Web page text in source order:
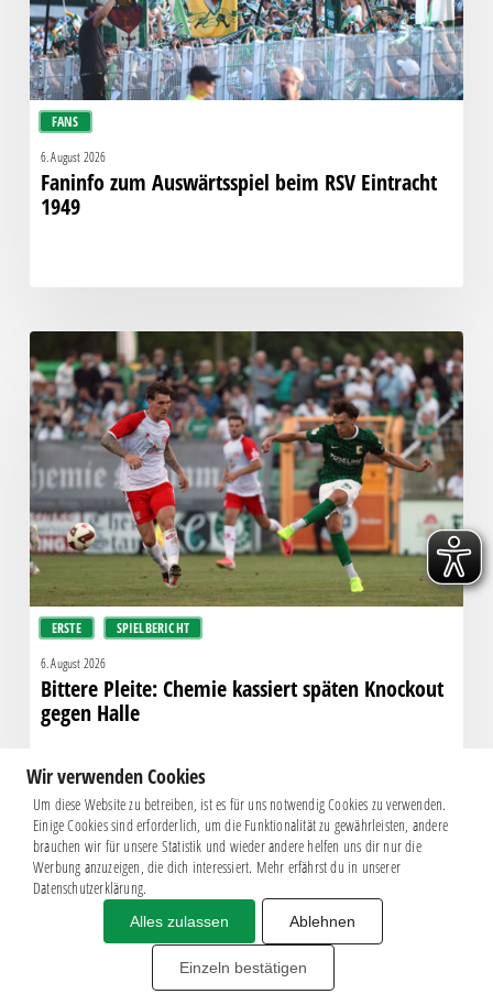
FANS
6. August 2026
Faninfo zum Auswärtsspiel beim RSV Eintracht
1949
ERSTE SPIELBERICHT
Pleite:
Chemie
kassiert
späten
Knockout
gegen
Halle
6. August 2026
Bittere Pleite: Chemie kassiert späten Knockout
gegen Halle
Impressum|Datenschutz
BSG CHEMIE LEIPZIG © 2026
MITGLIEDERZAHL: 2.816
Wir verwenden Cookies
Um diese Website zu betreiben, ist es für uns notwendig Cookies zu verwenden.
Einige Cookies sind erforderlich, um die Funktionalität zu gewährleisten, andere
brauchen wir für unsere Statistik und wieder andere helfen uns dir nur die
Werbung anzuzeigen, die dich interessiert. Mehr erfährst du in unserer
Datenschutzerklärung.
Alles zulassen Ablehnen
Einzeln bestätigen